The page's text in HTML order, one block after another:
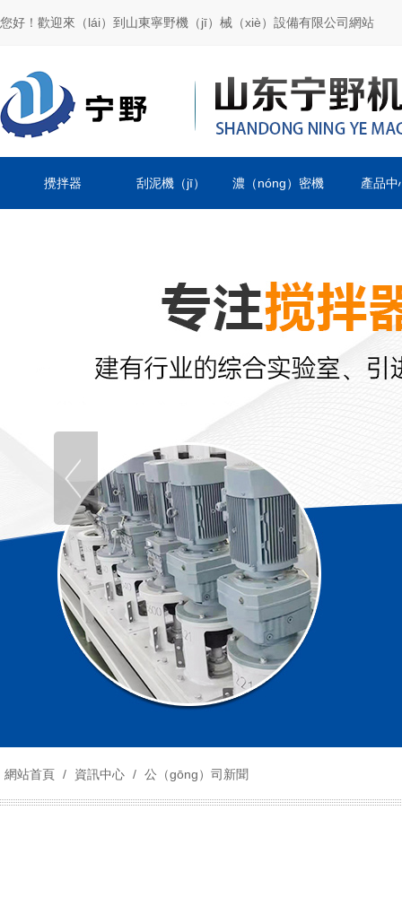
您好！歡迎來（lái）到山東寧野機（jī）械（xiè）設備有限公司網站
攪拌器 刮泥機（jī） 濃（nóng）密機 產品中
網站首頁 / 資訊中心 / 公（gōng）司新聞